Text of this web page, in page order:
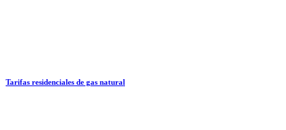
Tarifas residenciales de gas natural